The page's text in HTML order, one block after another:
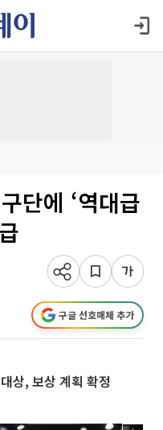
단에 ‘역대급
구글 선호매체 추가
상, 보상 계획 확정